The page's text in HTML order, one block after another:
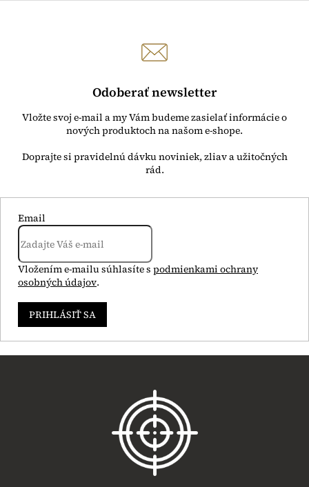
Odoberať newsletter
Vložte svoj e-mail a my Vám budeme zasielať informácie o
nových produktoch na našom e-shope.
Email
Vložením e-mailu súhlasíte s podmienkami ochrany
osobných údajov.
PRIHLÁSIŤ SA